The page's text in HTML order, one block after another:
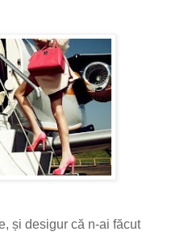
și desigur că n-ai făcut